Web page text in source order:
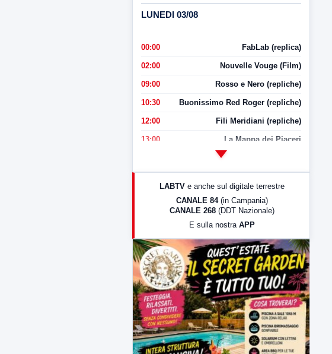
LUNEDI 03/08
00:00 FabLab (replica)
02:00 Nouvelle Vouge (Film)
09:00 Rosso e Nero (repliche)
10:30 Buonissimo Red Roger (repliche)
12:00 Fili Meridiani (repliche)
13:00 La Mappa dei Piaceri
LabNews (Diretta)
23:00 LabNews (replica)
LABTV e anche sul digitale terrestre
CANALE 84 (in Campania)
CANALE 268 (DDT Nazionale)
E sulla nostra APP